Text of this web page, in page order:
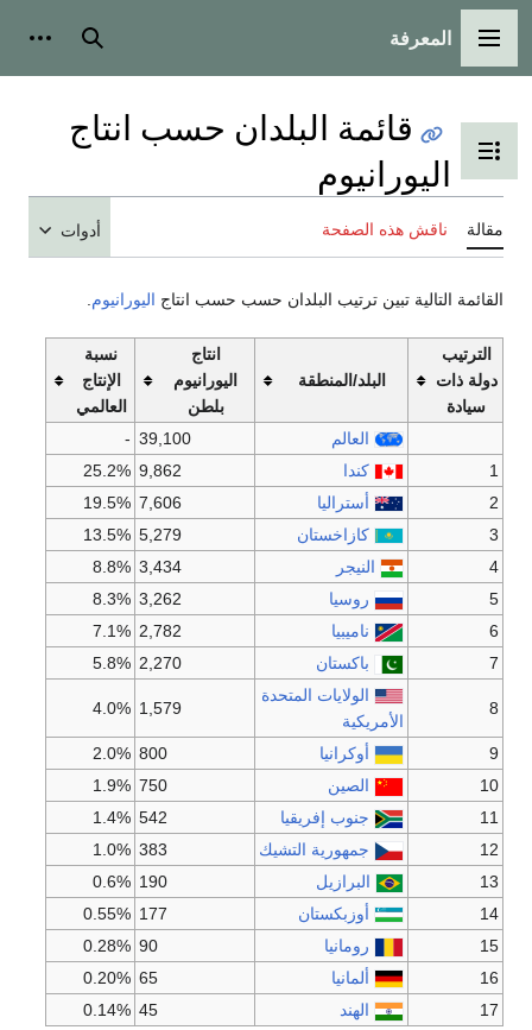
القائمة الرئيسية
المعرفة بحث
تبديل عرض جدول المحتويات
قائمة البلدان حسب انتاج
اليورانيوم
مقالة ناقش هذه الصفحة أدوات
القائمة التالية تبين ترتيب البلدان حسب حسب انتاج اليورانيوم
الترتيب
دولة ذات
سيادة
البلد/المنطقة
انتاج
اليورانيوم
بلطن
نسبة
الإنتاج
العالمي
العالم
39,100
-
1
كندا 9,862
25.2%
2
أستراليا 7,606
19.5%
3
كازاخستان 5,279
13.5%
4
النيجر 3,434
8.8%
5
روسيا 3,262
8.3%
6
ناميبيا 2,782
7.1%
7
باكستان 2,270
5.8%
8
الولايات المتحدة
الأمريكية
1,579
4.0%
9 أوكرانيا 800
2.0%
10
الصين 750
1.9%
11
جنوب إفريقيا 542
1.4%
12
جمهورية التشيك 383
1.0%
13
البرازيل 190
0.6%
14
أوزبكستان 177
0.55%
15
رومانيا 90
0.28%
16
ألمانيا 65
0.20%
17
الهند 45
0.14%